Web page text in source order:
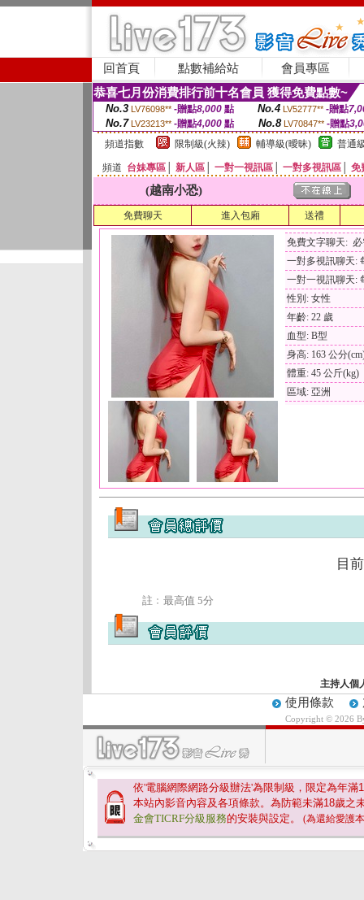
回首頁 點數補給站 會員專區
恭喜七月份消費排行前十名會員 獲得免費點數~
No.3 LV76098** -贈點8,000點 No.4 LV52777** -贈點
No.7 LV23213** -贈點4,000 點 No.8 LV70847** -贈點
頻道指數
限制級(火辣) 輔導級(曖昧) 普通
頻道 台妹專區 新人區 一對一視訊區 一對多視訊區 免
(越南小恐)
免費聊天 進入包廂 送禮
免費文字聊天:
一對多視訊聊天:
一對一視訊聊天:
性別: 女性
年齡: 22 歲
血型: B型
身高: 163 公分
體重: 45 公斤(kg)
區域: 亞洲
目
註﹕最高值 5分
主持人個
使用條款
Copyright © 2026
依'電腦網際網路分級辦法'為限制級，限定為年滿
本站內影音內容及各項條款。為防範未滿18歲之
金會TICRF分級服務的安裝與設定。 (為還給愛護